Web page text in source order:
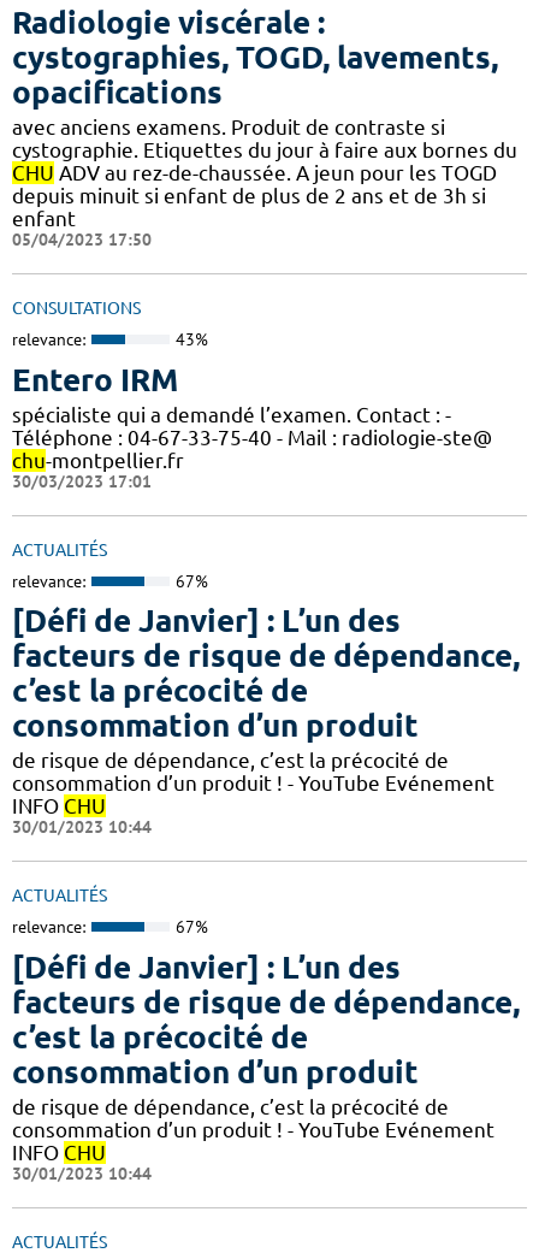
Radiologie viscérale :
cystographies, TOGD, lavements,
opacifications
avec anciens examens. Produit de contraste si
cystographie. Etiquettes du jour à faire aux bornes du
CHU ADV au rez-de-chaussée. A jeun pour les TOGD
depuis minuit si enfant de plus de 2 ans et de 3h si
enfant
05/04/2023 17:50
CONSULTATIONS
relevance: 43%
Entero IRM
spécialiste qui a demandé l’examen. Contact : -
Téléphone : 04-67-33-75-40 - Mail : radiologie-ste@
chu-montpellier.fr
30/03/2023 17:01
ACTUALITÉS
relevance: 67%
[Défi de Janvier] : L’un des
facteurs de risque de dépendance,
c’est la précocité de
consommation d’un produit
de risque de dépendance, c’est la précocité de
consommation d’un produit ! - YouTube Evénement
INFO CHU
30/01/2023 10:44
ACTUALITÉS
relevance: 67%
[Défi de Janvier] : L’un des
facteurs de risque de dépendance,
c’est la précocité de
consommation d’un produit
de risque de dépendance, c’est la précocité de
consommation d’un produit ! - YouTube Evénement
INFO CHU
30/01/2023 10:44
ACTUALITÉS